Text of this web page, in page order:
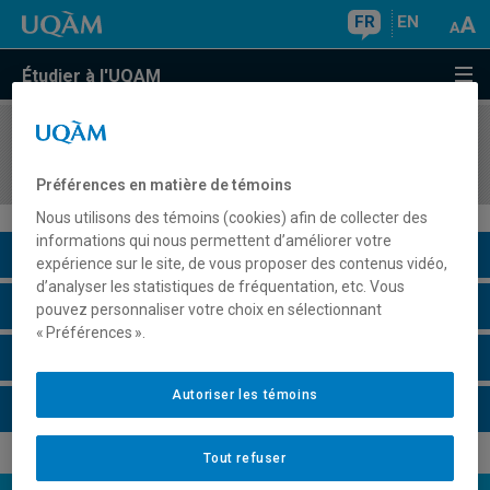
FR EN
Étudier à l'UQAM
COURS//
Description du cours
Horaire - Été 2026
Préférences en matière de témoins
Nous utilisons des témoins (cookies) afin de collecter des
informations qui nous permettent d’améliorer votre
expérience sur le site, de vous proposer des contenus vidéo,
d’analyser les statistiques de fréquentation, etc. Vous
pouvez personnaliser votre choix en sélectionnant
« Préférences ».
Tout refuser
Autoriser les témoins